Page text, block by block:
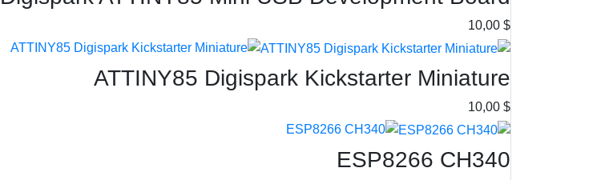
$ 10,00
ATTINY85 Digispark Kickstarter Miniature
$ 10,00
ESP8266 CH340